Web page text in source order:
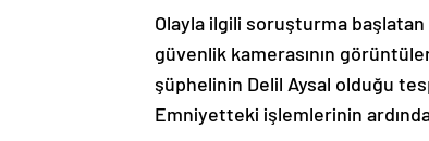
Olayla ilgili soruşturma
güvenlik kamerasının
şüphelinin Delil Aysal olduğu
Emniyetteki işlemlerinin